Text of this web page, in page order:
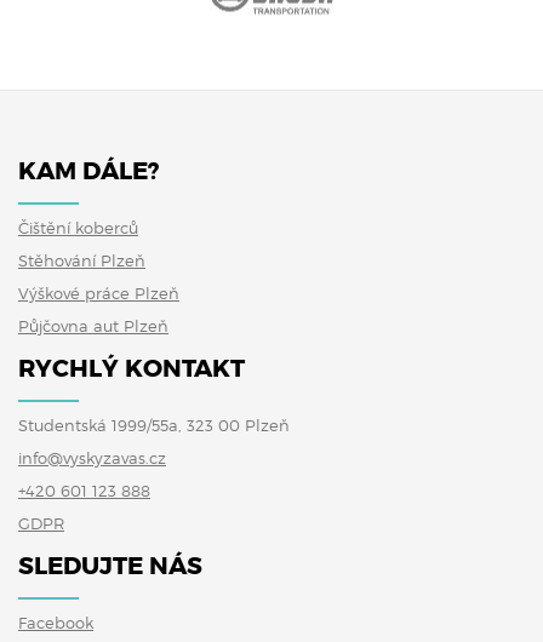
KAM DÁLE?
Čištění koberců
Stěhování Plzeň
Výškové práce Plzeň
Půjčovna aut Plzeň
RYCHLÝ KONTAKT
Studentská 1999/55a, 323 00 Plzeň
info@vyskyzavas.cz
+420 601 123 888
GDPR
SLEDUJTE NÁS
Facebook